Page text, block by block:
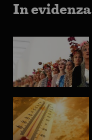
In evidenza